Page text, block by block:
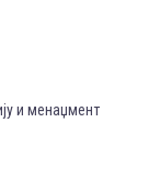
и менаџмент